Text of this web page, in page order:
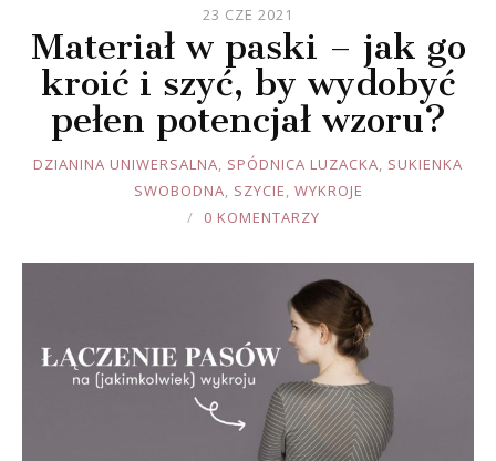
23 CZE 2021
Materiał w paski – jak go
kroić i szyć, by wydobyć
pełen potencjał wzoru?
JOULE
DZIANINA UNIWERSALNA, SPÓDNICA LUZACKA, SUKIENKA
SWOBODNA, SZYCIE, WYKROJE
0 KOMENTARZY